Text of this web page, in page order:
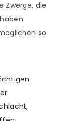
Zwerge, die
so